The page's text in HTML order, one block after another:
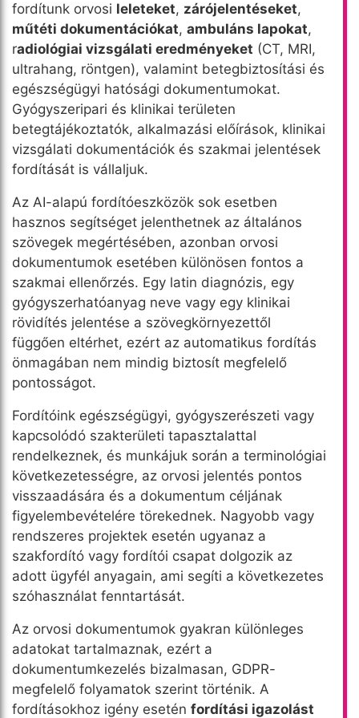
fordítunk orvosi leleteket, zárójelentéseket,
műtéti dokumentációkat, ambuláns lapokat,
radiológiai vizsgálati eredményeket (CT, MRI,
ultrahang, röntgen), valamint betegbiztosítási és
egészségügyi hatósági dokumentumokat.
Gyógyszeripari és klinikai területen
betegtájékoztatók, alkalmazási előírások, klinikai
vizsgálati dokumentációk és szakmai jelentések
fordítását is vállaljuk.
Az AI-alapú fordítóeszközök sok esetben
hasznos segítséget jelenthetnek az általános
szövegek megértésében, azonban orvosi
dokumentumok esetében különösen fontos a
szakmai ellenőrzés. Egy latin diagnózis, egy
gyógyszerhatóanyag neve vagy egy klinikai
rövidítés jelentése a szövegkörnyezettől
függően eltérhet, ezért az automatikus fordítás
önmagában nem mindig biztosít megfelelő
pontosságot.
Fordítóink egészségügyi, gyógyszerészeti vagy
kapcsolódó szakterületi tapasztalattal
rendelkeznek, és munkájuk során a terminológiai
következetességre, az orvosi jelentés pontos
visszaadására és a dokumentum céljának
figyelembevételére törekednek. Nagyobb vagy
rendszeres projektek esetén ugyanaz a
szakfordító vagy fordítói csapat dolgozik az
adott ügyfél anyagain, ami segíti a következetes
szóhasználat fenntartását.
Az orvosi dokumentumok gyakran különleges
adatokat tartalmaznak, ezért a
dokumentumkezelés bizalmasan, GDPR-
megfelelő folyamatok szerint történik. A
fordításokhoz igény esetén fordítási igazolást